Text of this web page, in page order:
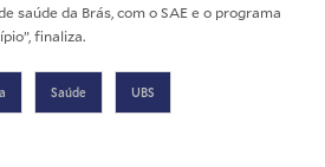
saúde da Brás, com o SAE e o programa
finaliza.
Saúde UBS